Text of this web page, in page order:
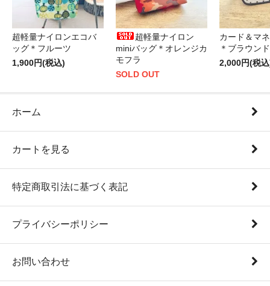
超軽量ナイロンエコバ
ッグ＊フルーツ
1,900円(税込)
超軽量ナイロン
miniバッグ＊オレンジカ
モフラ
SOLD OUT
カード＆マ
＊ブラウン
2,000円(税
ホーム
カートを見る
特定商取引法に基づく表記
プライバシーポリシー
お問い合わせ